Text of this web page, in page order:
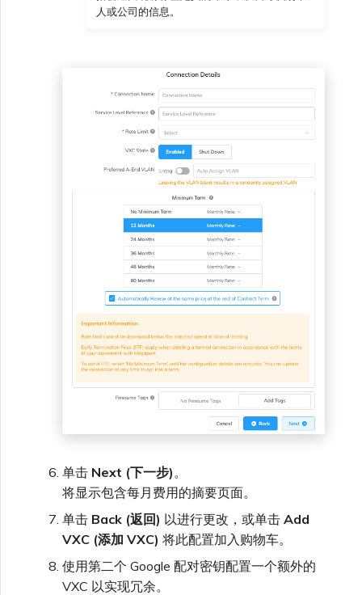
人或公司的信息。
单击 Next (下一步)。
将显示包含每月费用的摘要页面。
单击 Back (返回) 以进行更改，或单击 Add
VXC (添加 VXC) 将此配置加入购物车。
使用第二个 Google 配对密钥配置一个额外的
VXC 以实现冗余。